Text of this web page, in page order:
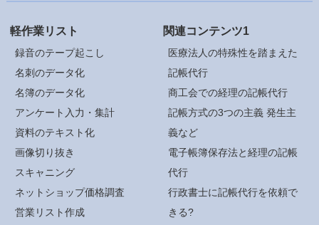
軽作業リスト
録音のテープ起こし
名刺のデータ化
名簿のデータ化
アンケート入力・集計
資料のテキスト化
画像切り抜き
スキャニング
ネットショップ価格調査
営業リスト作成
関連コンテンツ1
医療法人の特殊性を踏まえた
記帳代行
商工会での経理の記帳代行
記帳方式の3つの主義 発生主
義など
電子帳簿保存法と経理の記帳
代行
行政書士に記帳代行を依頼で
きる?